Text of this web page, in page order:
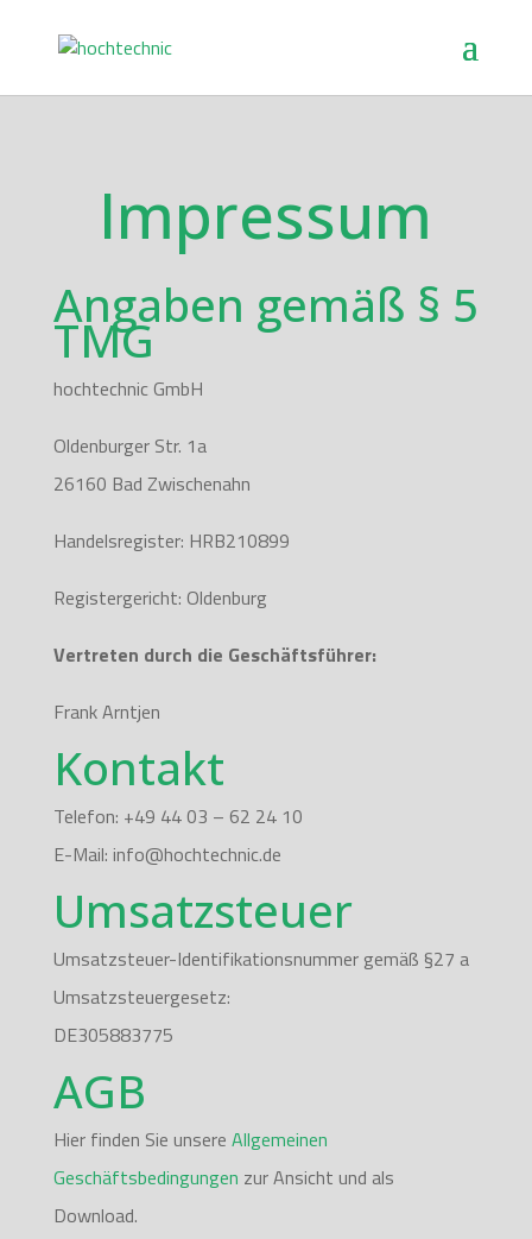
Impressum
Angaben gemäß § 5
TMG
hochtechnic GmbH
Oldenburger Str. 1a
26160 Bad Zwischenahn
Handelsregister: HRB210899
Registergericht: Oldenburg
Vertreten durch die Geschäftsführer:
Frank Arntjen
Kontakt
Telefon: +49 44 03 – 62 24 10
E-Mail: info@hochtechnic.de
Umsatzsteuer
Umsatzsteuer-Identifikationsnummer gemäß §27 a
Umsatzsteuergesetz:
DE305883775
AGB
Hier finden Sie unsere Allgemeinen
Geschäftsbedingungen zur Ansicht und als
Download.